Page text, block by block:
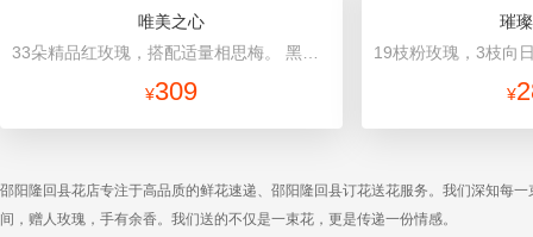
唯美之心
¥309
璀
¥
邵阳隆回县花店专注于高品质的鲜花速递、邵阳隆回县订花送花服务。我们深知每
间，赠人玫瑰，手有余香。我们送的不仅是一束花，更是传递一份情感。